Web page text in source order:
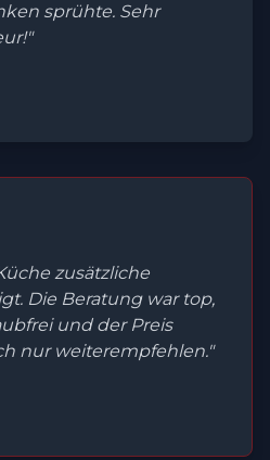
sprühte. Sehr
zusätzliche
Die Beratung war top,
und der Preis
nur weiterempfehlen."